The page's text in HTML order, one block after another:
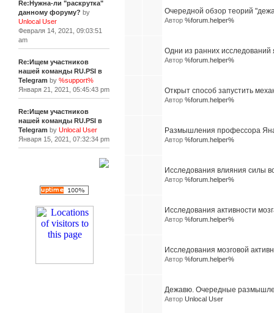
Re:Нужна-ли "раскрутка"
данному форуму? by
Unlocal User
Февраля 14, 2021, 09:03:51
am
Re:Ищем участников
нашей команды RU.PSI в
Telegram by %support%
Января 21, 2021, 05:45:43 pm
Re:Ищем участников
нашей команды RU.PSI в
Telegram by Unlocal User
Января 15, 2021, 07:32:34 pm
Очередной обзор теорий
Автор %forum.helper%
Одни из ранних
Автор %forum.helper%
Открыт способ запустить
Автор %forum.helper%
Размышления профессора
Автор %forum.helper%
Исследования влияния силы
Автор %forum.helper%
Исследования активности
Автор %forum.helper%
Исследования мозговой
Автор %forum.helper%
Дежавю. Очередные
Автор Unlocal User